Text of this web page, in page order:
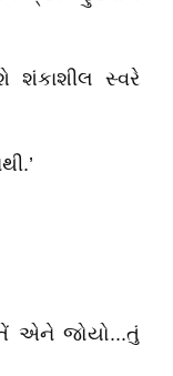
શંકાશીલ સ્વરે
એને જોયો...તું